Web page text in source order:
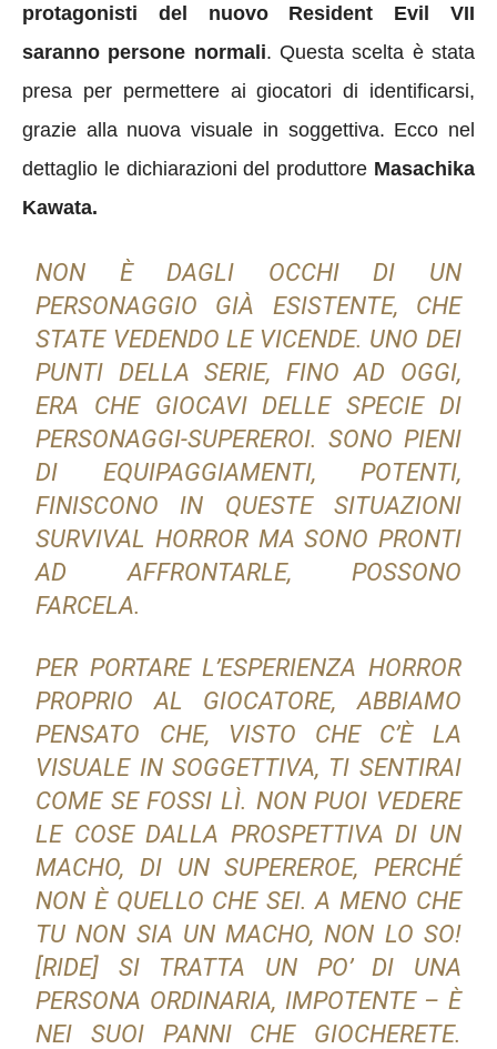
protagonisti del nuovo Resident Evil VII
saranno persone normali. Questa scelta è stata
presa per permettere ai giocatori di identificarsi,
grazie alla nuova visuale in soggettiva. Ecco nel
dettaglio le dichiarazioni del produttore Masachika
Kawata.
NON È DAGLI OCCHI DI UN
PERSONAGGIO GIÀ ESISTENTE, CHE
STATE VEDENDO LE VICENDE. UNO DEI
PUNTI DELLA SERIE, FINO AD OGGI,
ERA CHE GIOCAVI DELLE SPECIE DI
PERSONAGGI-SUPEREROI. SONO PIENI
DI EQUIPAGGIAMENTI, POTENTI,
FINISCONO IN QUESTE SITUAZIONI
SURVIVAL HORROR MA SONO PRONTI
AD AFFRONTARLE, POSSONO
FARCELA.
PER PORTARE L’ESPERIENZA HORROR
PROPRIO AL GIOCATORE, ABBIAMO
PENSATO CHE, VISTO CHE C’È LA
VISUALE IN SOGGETTIVA, TI SENTIRAI
COME SE FOSSI LÌ. NON PUOI VEDERE
LE COSE DALLA PROSPETTIVA DI UN
MACHO, DI UN SUPEREROE, PERCHÉ
NON È QUELLO CHE SEI. A MENO CHE
TU NON SIA UN MACHO, NON LO SO!
[RIDE] SI TRATTA UN PO’ DI UNA
PERSONA ORDINARIA, IMPOTENTE – È
NEI SUOI PANNI CHE GIOCHERETE.